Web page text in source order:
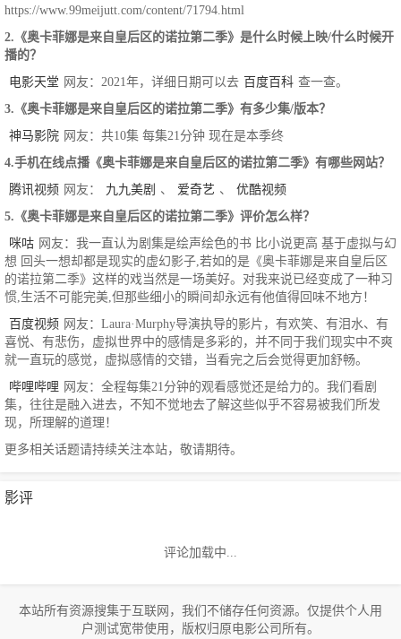
https://www.99meijutt.com/content/71794.html
2.《奥卡菲娜是来自皇后区的诺拉第二季》是什么时候上映/什么时候开
播的？
电影天堂 网友：2021年，详细日期可以去 百度百科 查一查。
3.《奥卡菲娜是来自皇后区的诺拉第二季》有多少集/版本？
神马影院 网友：共10集 每集21分钟 现在是本季终
4.手机在线点播《奥卡菲娜是来自皇后区的诺拉第二季》有哪些网站？
腾讯视频 网友： 九九美剧 、 爱奇艺 、
优酷视频
5.《奥卡菲娜是来自皇后区的诺拉第二季》评价怎么样？
咪咕 网友：我一直认为剧集是绘声绘色的书 比小说更高 基于虚拟与幻
想 回头一想却都是现实的虚幻影子,若如的是《奥卡菲娜是来自皇后区
的诺拉第二季》这样的戏当然是一场美好。对我来说已经变成了一种习
惯,生活不可能完美,但那些细小的瞬间却永远有他值得回味不地方！
百度视频 网友：Laura·Murphy导演执导的影片，有欢笑、有泪水、有
喜悦、有悲伤，虚拟世界中的感情是多彩的，并不同于我们现实中不爽
就一直玩的感觉，虚拟感情的交错，当看完之后会觉得更加舒畅。
哔哩哔哩 网友：全程每集21分钟的观看感觉还是给力的。我们看剧
集，往往是融入进去，不知不觉地去了解这些似乎不容易被我们所发
现，所理解的道理！
更多相关话题请持续关注本站，敬请期待。
影评
评论加载中...
本站所有资源搜集于互联网，我们不储存任何资源。仅提供个人用
户测试宽带使用，版权归原电影公司所有。